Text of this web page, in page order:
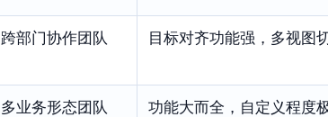
跨部门协作团队 目标对齐功能强，多视图
多业务形态团队 功能大而全，自定义程度